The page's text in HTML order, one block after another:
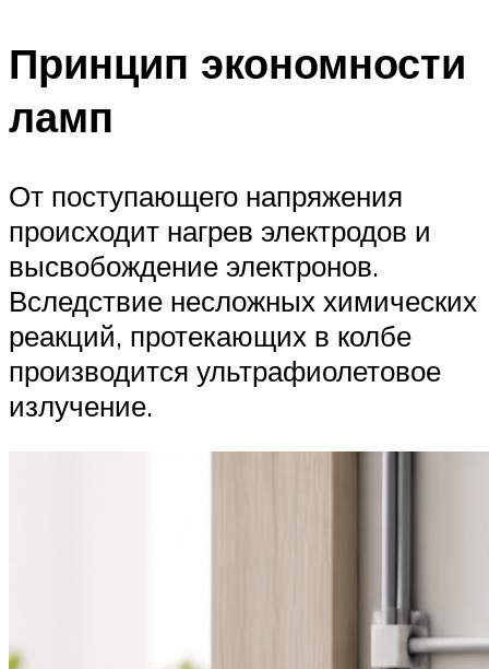
Принцип экономности
ламп
От поступающего напряжения
происходит нагрев электродов и
высвобождение электронов.
Вследствие несложных химических
реакций, протекающих в колбе
производится ультрафиолетовое
излучение.